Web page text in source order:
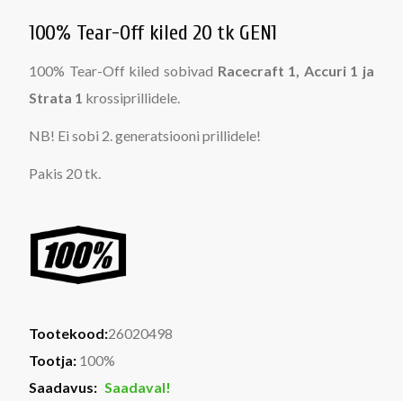
100% Tear-Off kiled 20 tk GEN1
100% Tear-Off kiled sobivad Racecraft 1, Accuri 1 ja
Strata 1 krossiprillidele.
NB! Ei sobi 2. generatsiooni prillidele!
Pakis 20 tk.
Tootekood:26020498
Tootja: 100%
Saadavus: Saadaval!